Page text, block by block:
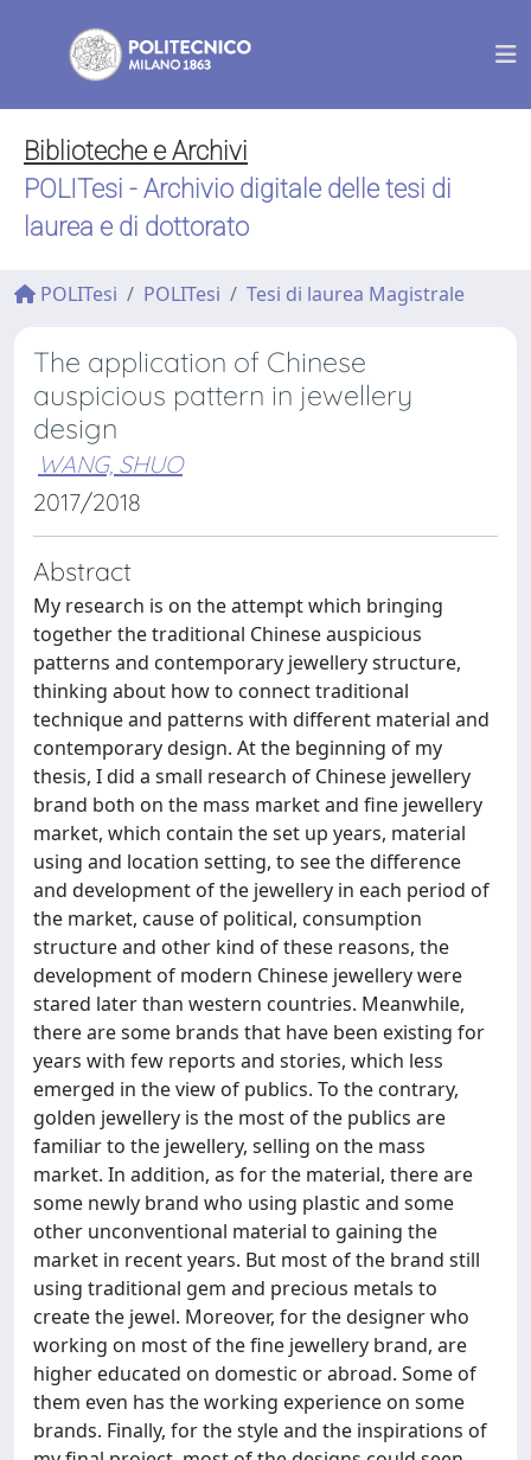
Biblioteche e Archivi
POLITesi - Archivio digitale delle tesi di
laurea e di dottorato
POLITesi POLITesi Tesi di laurea Magistrale
The application of Chinese
auspicious pattern in jewellery
design
WANG, SHUO
2017/2018
Abstract
My research is on the attempt which bringing
together the traditional Chinese auspicious
patterns and contemporary jewellery structure,
thinking about how to connect traditional
technique and patterns with different material and
contemporary design. At the beginning of my
thesis, I did a small research of Chinese jewellery
brand both on the mass market and fine jewellery
market, which contain the set up years, material
using and location setting, to see the difference
and development of the jewellery in each period of
the market, cause of political, consumption
structure and other kind of these reasons, the
development of modern Chinese jewellery were
stared later than western countries. Meanwhile,
there are some brands that have been existing for
years with few reports and stories, which less
emerged in the view of publics. To the contrary,
golden jewellery is the most of the publics are
familiar to the jewellery, selling on the mass
market. In addition, as for the material, there are
some newly brand who using plastic and some
other unconventional material to gaining the
market in recent years. But most of the brand still
using traditional gem and precious metals to
create the jewel. Moreover, for the designer who
working on most of the fine jewellery brand, are
higher educated on domestic or abroad. Some of
them even has the working experience on some
brands. Finally, for the style and the inspirations of